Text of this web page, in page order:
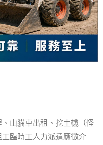
山貓車出租、挖土機（怪
臨時工人力派遣應徵介